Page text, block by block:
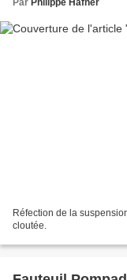
Réfection de la
cloutée.